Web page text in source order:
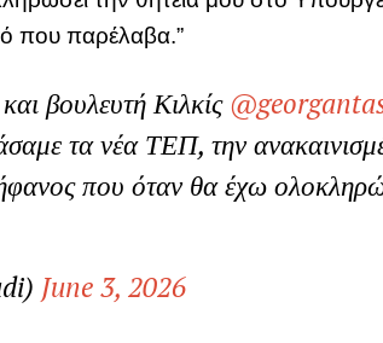
που παρέλαβα.”
βουλευτή Κιλκίς
τα νέα ΤΕΠ, την
που όταν θα έχω
June 3, 2026